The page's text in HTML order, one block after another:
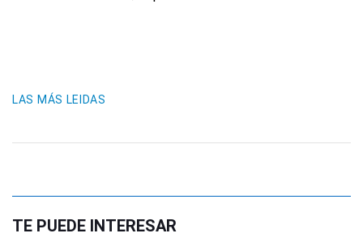
LAS MÁS LEIDAS
TE PUEDE INTERESAR